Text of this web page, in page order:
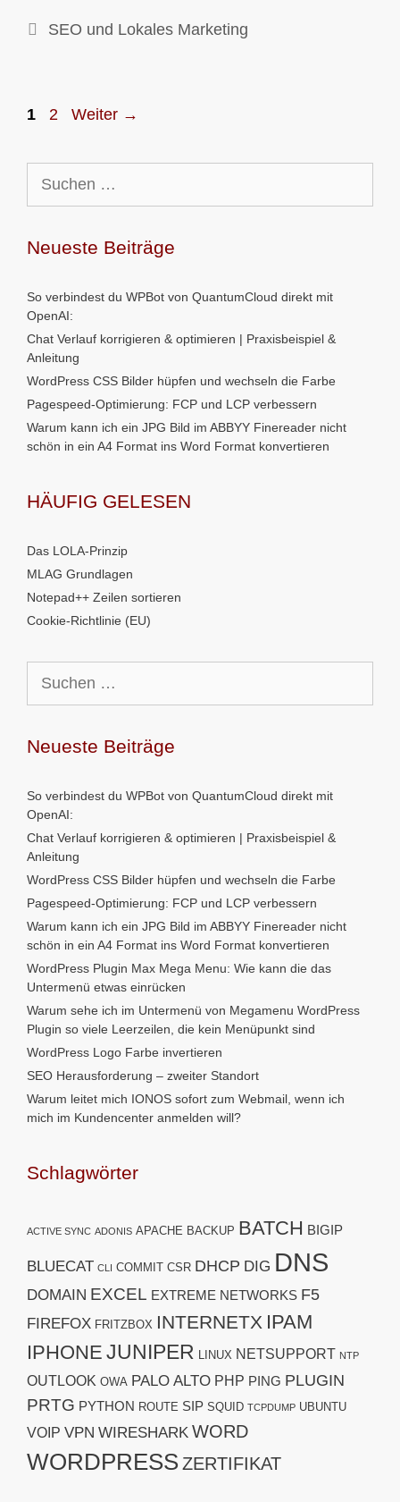
Kategorien
SEO und Lokales Marketing
Seite
1 Seite
2 Weiter →
nach:
Neueste Beiträge
So verbindest du WPBot von QuantumCloud direkt mit
OpenAI:
Chat Verlauf korrigieren & optimieren | Praxisbeispiel &
Anleitung
WordPress CSS Bilder hüpfen und wechseln die Farbe
Pagespeed-Optimierung: FCP und LCP verbessern
Warum kann ich ein JPG Bild im ABBYY Finereader nicht
schön in ein A4 Format ins Word Format konvertieren
HÄUFIG GELESEN
Das LOLA-Prinzip
MLAG Grundlagen
Notepad++ Zeilen sortieren
Cookie-Richtlinie (EU)
nach:
Neueste Beiträge
So verbindest du WPBot von QuantumCloud direkt mit
OpenAI:
Chat Verlauf korrigieren & optimieren | Praxisbeispiel &
Anleitung
WordPress CSS Bilder hüpfen und wechseln die Farbe
Pagespeed-Optimierung: FCP und LCP verbessern
Warum kann ich ein JPG Bild im ABBYY Finereader nicht
schön in ein A4 Format ins Word Format konvertieren
WordPress Plugin Max Mega Menu: Wie kann die das
Untermenü etwas einrücken
Warum sehe ich im Untermenü von Megamenu WordPress
Plugin so viele Leerzeilen, die kein Menüpunkt sind
WordPress Logo Farbe invertieren
SEO Herausforderung – zweiter Standort
Warum leitet mich IONOS sofort zum Webmail, wenn ich
mich im Kundencenter anmelden will?
Schlagwörter
ACTIVE SYNC ADONIS APACHE BACKUP BATCH BIGIP
BLUECAT CLI COMMIT CSR DHCP DIG DNS
DOMAIN EXCEL EXTREME NETWORKS F5
FIREFOX FRITZBOX INTERNETX IPAM
IPHONE JUNIPER LINUX NETSUPPORT NTP
OUTLOOK OWA PALO ALTO PHP PING PLUGIN
PRTG PYTHON ROUTE SIP SQUID TCPDUMP UBUNTU
VOIP VPN WIRESHARK WORD
WORDPRESSZERTIFIKAT